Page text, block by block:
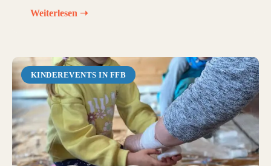
Weiterlesen ➝
KINDEREVENTS IN FFB